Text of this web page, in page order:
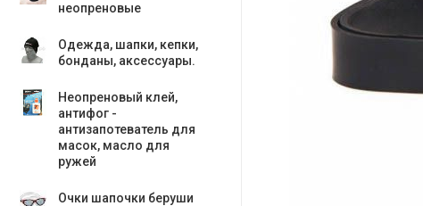
неопреновые
Одежда, шапки, кепки,
бонданы, аксесcуары.
Неопреновый клей,
антифог -
антизапотеватель для
масок, масло для
ружей
Очки шапочки беруши